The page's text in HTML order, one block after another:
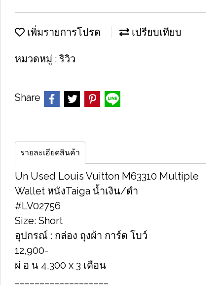
เพิ่มรายการโปรด เปรียบเทียบ
หมวดหมู่ : ริวิว
Share
รายละเอียดสินค้า
Un Used Louis Vuitton M63310 Multiple
Wallet หนังTaiga น้ำเงิน/ดำ
#LV02756
Size: Short
อุปกรณ์ : กล่อง ถุงผ้า การ์ด โบว์
12,900-
ผ่ อ น 4,300 x 3 เดือน